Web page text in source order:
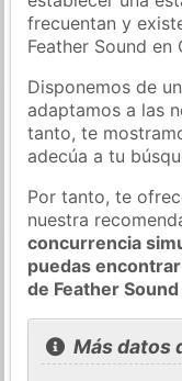
frecuentan y
Feather Sound en
Disponemos de un
adaptamos a las
tanto, te
adecúa a tu
Por tanto, te
nuestra
concurrencia
puedas
de Feather
Más datos